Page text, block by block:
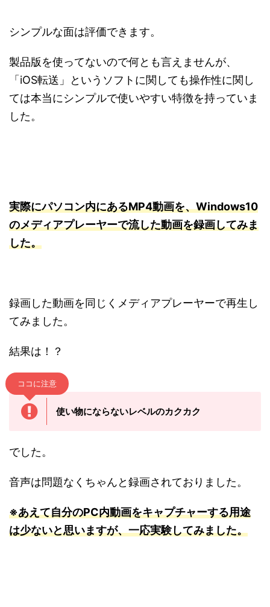
シンプルな面は評価できます。
製品版を使ってないので何とも言えませんが、
「iOS転送」というソフトに関しても操作性に関し
ては本当にシンプルで使いやすい特徴を持っていま
した。
実際にパソコン内にあるMP4動画を、Windows10
のメディアプレーヤーで流した動画を録画してみま
した。
録画した動画を同じくメディアプレーヤーで再生し
てみました。
結果は！？
ココに注意
使い物にならないレベルのカクカク
でした。
音声は問題なくちゃんと録画されておりました。
※あえて自分のPC内動画をキャプチャーする用途
は少ないと思いますが、一応実験してみました。